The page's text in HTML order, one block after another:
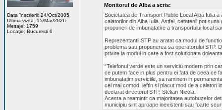
Data înscrierii: 24/Oct/2005
Ultima vizita: 15/Mar/2026
Mesaje: 1759
Locaţie: Bucuresti 6
Monitorul de Alba a scris:
Societatea de Transport Public Local Alba Iulia
calatorilor din Alba Iulia. Astfel, cetatenii pot
propuneri de imbunatatire a transportului local
Reprezentantii STP au aratat ca modul de
problema sau propunerea sa operatorului STP.
privire la modul in care a fost solutionata
“Telefonul verde este un serviciu modern prin
ce putem face in plus pentru ei fata de ceea ce
imbunatatim serviciile, sa raminem in
cel mai comod, ieftin si placut mod de a calatori
declarat directorul STP, Stelian Nicola.
Acesta a reamintit ca majoritatea autobuzelor
municipiu sint aproape inexistenti sau foarte